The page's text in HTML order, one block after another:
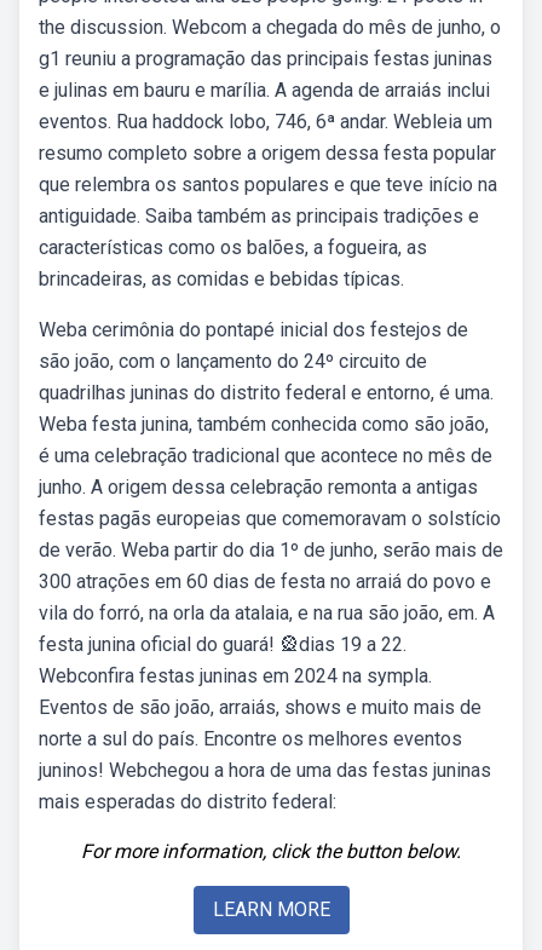
the discussion. Webcom a chegada do mês de junho, o
g1 reuniu a programação das principais festas juninas
e julinas em bauru e marília. A agenda de arraiás inclui
eventos. Rua haddock lobo, 746, 6ª andar. Webleia um
resumo completo sobre a origem dessa festa popular
que relembra os santos populares e que teve início na
antiguidade. Saiba também as principais tradições e
características como os balões, a fogueira, as
brincadeiras, as comidas e bebidas típicas.
Weba cerimônia do pontapé inicial dos festejos de
são joão, com o lançamento do 24º circuito de
quadrilhas juninas do distrito federal e entorno, é uma.
Weba festa junina, também conhecida como são joão,
é uma celebração tradicional que acontece no mês de
junho. A origem dessa celebração remonta a antigas
festas pagãs europeias que comemoravam o solstício
de verão. Weba partir do dia 1º de junho, serão mais de
300 atrações em 60 dias de festa no arraiá do povo e
vila do forró, na orla da atalaia, e na rua são joão, em. A
festa junina oficial do guará! 🎡dias 19 a 22.
Webconfira festas juninas em 2024 na sympla.
Eventos de são joão, arraiás, shows e muito mais de
norte a sul do país. Encontre os melhores eventos
juninos! Webchegou a hora de uma das festas juninas
mais esperadas do distrito federal:
For more information, click the button below.
LEARN MORE